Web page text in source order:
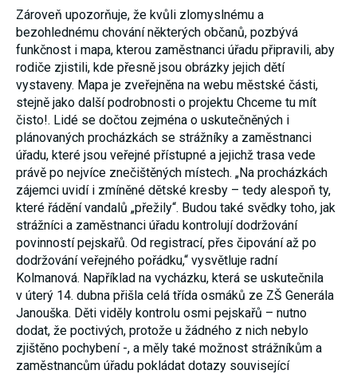
Zároveň upozorňuje, že kvůli zlomyslnému a
bezohlednému chování některých občanů, pozbývá
funkčnost i mapa, kterou zaměstnanci úřadu připravili, aby
rodiče zjistili, kde přesně jsou obrázky jejich dětí
vystaveny. Mapa je zveřejněna na webu městské části,
stejně jako další podrobnosti o projektu Chceme tu mít
čisto!. Lidé se dočtou zejména o uskutečněných i
plánovaných procházkách se strážníky a zaměstnanci
úřadu, které jsou veřejné přístupné a jejichž trasa vede
právě po nejvíce znečištěných místech. „Na procházkách
zájemci uvidí i zmíněné dětské kresby – tedy alespoň ty,
které řádění vandalů „přežily“. Budou také svědky toho, jak
strážníci a zaměstnanci úřadu kontrolují dodržování
povinností pejskařů. Od registrací, přes čipování až po
dodržování veřejného pořádku,“ vysvětluje radní
Kolmanová. Například na vycházku, která se uskutečnila
v úterý 14. dubna přišla celá třída osmáků ze ZŠ Generála
Janouška. Děti viděly kontrolu osmi pejskařů – nutno
dodat, že poctivých, protože u žádného z nich nebylo
zjištěno pochybení -, a měly také možnost strážníkům a
zaměstnancům úřadu pokládat dotazy související
návštěv
našich
internetových
stránek. Data
získaná
pomocí těchto
cookies
zpracováváme
souhrnně,
bez použití
identifikátorů,
které ukazují
na konkrétní
uživatelé
našeho webu.
Pokud
vypnete
používání
analytických
cookies ve
vztahu k Vaší
návštěvě,
ztrácíme
možnost
analýzy
výkonu a
optimalizace
našich
opatření.